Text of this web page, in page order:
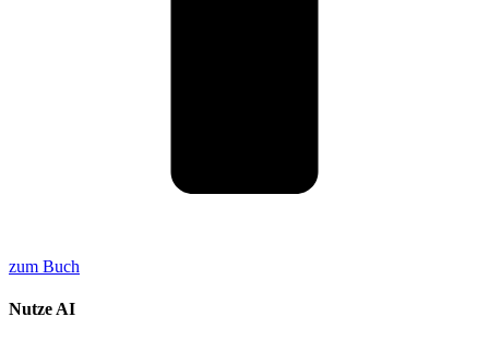
zum Buch
Nutze AI